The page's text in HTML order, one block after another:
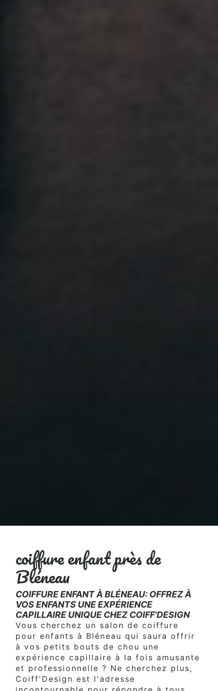
coiffure enfant près de
Bléneau
COIFFURE ENFANT À BLÉNEAU: OFFREZ À
VOS ENFANTS UNE EXPÉRIENCE
CAPILLAIRE UNIQUE CHEZ COIFF'DESIGN
Vous cherchez un salon de coiffure
pour enfants à Bléneau qui saura offrir
à vos petits bouts de chou une
expérience capillaire à la fois amusante
et professionnelle ? Ne cherchez plus,
Coiff'Design est l'adresse